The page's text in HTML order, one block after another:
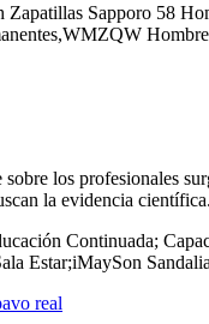
Sapporo 58
los profesionales
la evidencia científica.
Continuada;
Estar;iMaySon
real